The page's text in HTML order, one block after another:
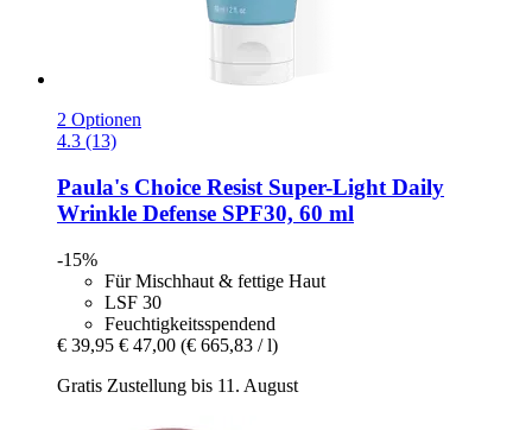
2 Optionen
4.3 (13)
Paula's Choice Resist Super-​Light Daily
Wrinkle Defense SPF30, 60 ml
-15%
Für Mischhaut & fettige Haut
LSF 30
Feuchtigkeitsspendend
€ 39,95 € 47,00 (€ 665,83 / l)
Gratis Zustellung bis 11. August